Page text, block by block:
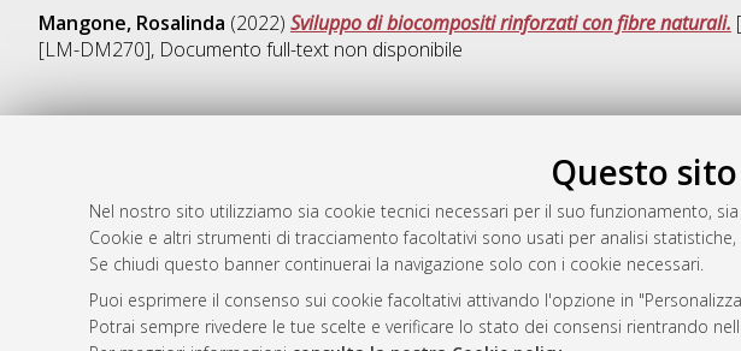
Questo
Nel nostro sito utilizziamo sia cookie tecnici necessari per il suo funzionamento,
Cookie e altri strumenti di tracciamento facoltativi sono usati per analisi
Se chiudi questo banner continuerai la navigazione solo con i cookie necessari.
Puoi esprimere il consenso sui cookie facoltativi attivando l'opzione in
Potrai sempre rivedere le tue scelte e verificare lo stato dei consensi rientrando
Mangone, Rosalinda (2022) Sviluppo di biocompositi rinforzati con fibre naturali.
[LM-DM270], Documento full-text non disponibile
Rss 1.0
Rss 2.0
Servizio implementato e gestito da
Impostazioni Cookie
Informativa sulla privacy
Condizioni d’uso del sito